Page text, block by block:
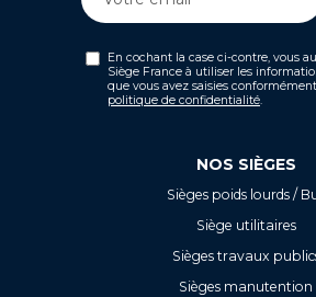
En cochant la case ci-contre, vous
Siège France à utiliser les
que vous avez saisies
politique de confidentialité.
NOS SIÈGES
Sièges poids lourds /
Siège utilitaires
Sièges travaux
Sièges manutention